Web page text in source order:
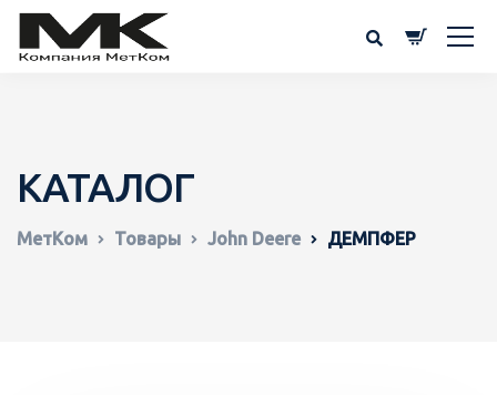
КАТАЛОГ
МетКом Товары John Deere ДЕМПФЕР